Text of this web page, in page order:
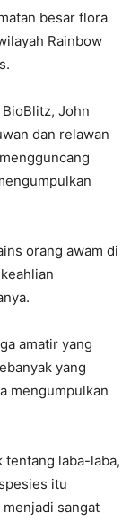
besar flora
Rainbow
John
dan relawan
orang awam di
amatir yang
yang
mengumpulkan
tentang laba-laba,
itu
sangat